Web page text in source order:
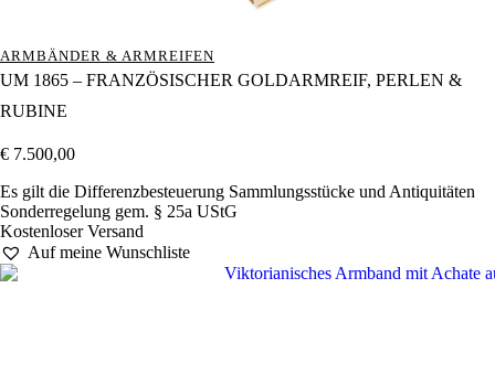
ARMBÄNDER & ARMREIFEN
UM 1865 – FRANZÖSISCHER GOLDARMREIF, PERLEN &
RUBINE
€ 7.500,00
Es gilt die Differenzbesteuerung Sammlungsstücke und Antiquitäten
Sonderregelung gem. § 25a UStG
Kostenloser Versand
Auf meine Wunschliste